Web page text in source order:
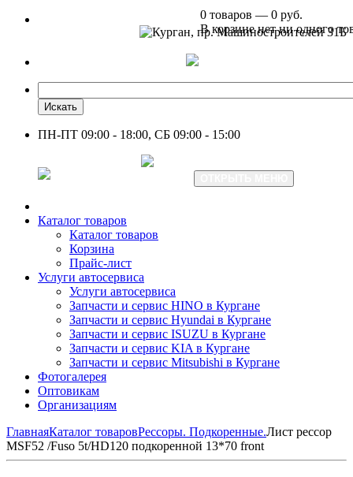
Курган, пр. Машиностроителей 31Б
Искать
ПН-ПТ 09:00 - 18:00, СБ 09:00 - 15:00
0 товаров — 0 руб.
В корзине нет ни одного
Каталог товаров
Каталог товаров
Корзина
Прайс-лист
Услуги автосервиса
Услуги автосервиса
Запчасти и сервис HINO в Кургане
Запчасти и сервис Hyundai в Кургане
Запчасти и сервис ISUZU в Кургане
Запчасти и сервис KIA в Кургане
Запчасти и сервис Mitsubishi в Кургане
Фотогалерея
Оптовикам
Организациям
ГлавнаяКаталог товаровРессоры. Подкоренные.Лист рессор
MSF52 /Fuso 5t/HD120 подкоренной 13*70 front